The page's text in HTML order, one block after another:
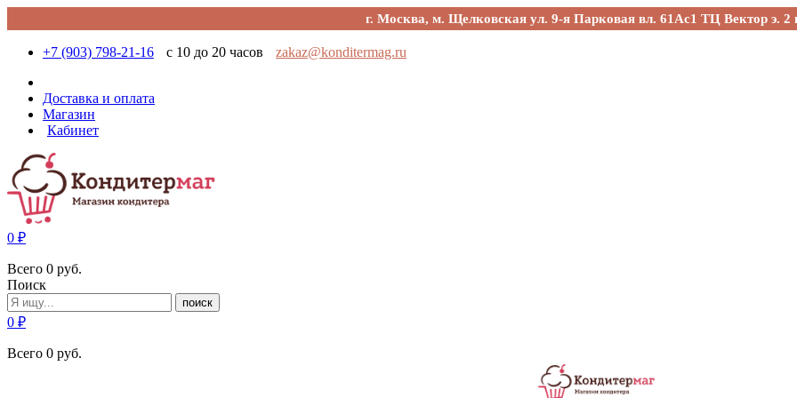
г. Москва, м. Щелковская ул. 9-я Парковая вл. 61Ас1 ТЦ Вектор э. 2
+7 (903) 798-21-16 с 10 до 20 часов zakaz@konditermag.ru
Доставка и оплата
Магазин
Кабинет
0 ₽
Всего 0 руб.
Поиск
поиск
0 ₽
Всего 0 руб.